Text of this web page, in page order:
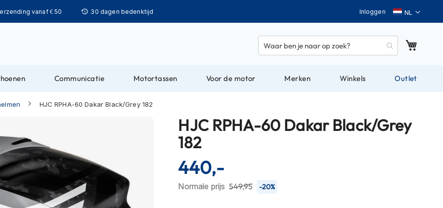
vanaf € 50 30 dagen bedenktijd Taal
Inloggen
Communicatie Motortassen Voor de motor Merken Winkels Outlet
HJC RPHA-60 Dakar Black/Grey 182
HJC RPHA-60 Dakar Black/Grey
182
Normale prijs 549,95 -20%
440,-